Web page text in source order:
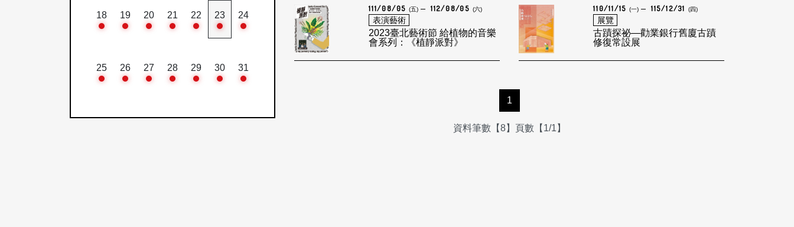
18 19 20 21 22 23 24
25 26 27 28 29 30 31
111/08/05 (五) 112/08/05 (六)
表演藝術
2023臺北藝術節 給植物的音樂
會系列：《植靜派對》
110/11/15 (一) 115/12/31 (四)
展覽
古蹟探祕—勸業銀行舊廈古蹟
修復常設展
1
資料筆數【8】頁數【1/1】